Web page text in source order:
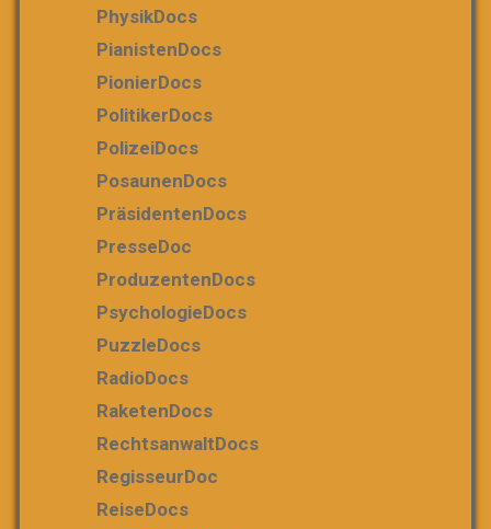
PhysikDocs
PianistenDocs
PionierDocs
PolitikerDocs
PolizeiDocs
PosaunenDocs
PräsidentenDocs
PresseDoc
ProduzentenDocs
PsychologieDocs
PuzzleDocs
RadioDocs
RaketenDocs
RechtsanwaltDocs
RegisseurDoc
ReiseDocs